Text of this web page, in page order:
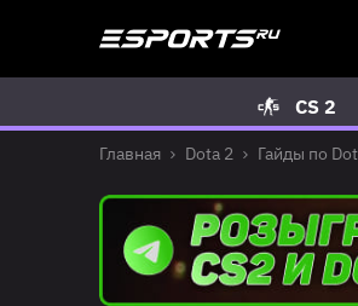
CS 2
Главная Dota 2 Гайды по